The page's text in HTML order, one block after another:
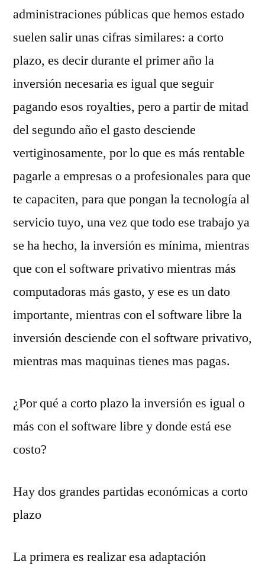
administraciones públicas que hemos estado
suelen salir unas cifras similares: a corto
plazo, es decir durante el primer año la
inversión necesaria es igual que seguir
pagando esos royalties, pero a partir de mitad
del segundo año el gasto desciende
vertiginosamente, por lo que es más rentable
pagarle a empresas o a profesionales para que
te capaciten, para que pongan la tecnología al
servicio tuyo, una vez que todo ese trabajo ya
se ha hecho, la inversión es mínima, mientras
que con el software privativo mientras más
computadoras más gasto, y ese es un dato
importante, mientras con el software libre la
inversión desciende con el software privativo,
mientras mas maquinas tienes mas pagas.
¿Por qué a corto plazo la inversión es igual o
más con el software libre y donde está ese
costo?
Hay dos grandes partidas económicas a corto
plazo
La primera es realizar esa adaptación